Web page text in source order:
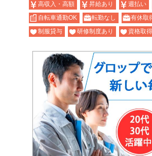
高収入・高額
昇給あり 週払い
自転車通勤OK
転勤なし 有休取
制服貸与
研修制度あり 資格取